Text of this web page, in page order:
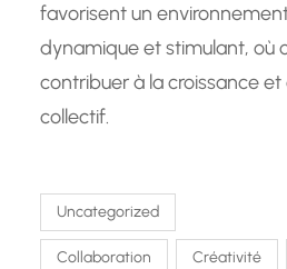
favorisent un
dynamique et stimulant, où
contribuer à la croissance et
collectif.
Uncategorized
Collaboration Créativité